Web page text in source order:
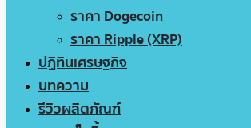
ราคา Dogecoin
ราคา Ripple (XRP)
ปฏิทินเศรษฐกิจ
บทความ
รีวิวผลิตภัณฑ์